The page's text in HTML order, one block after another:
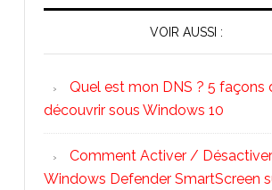
VOIR AUSSI :
Quel est mon DNS ? 5 façons
découvrir sous Windows 10
Comment Activer /
Windows Defender SmartScreen